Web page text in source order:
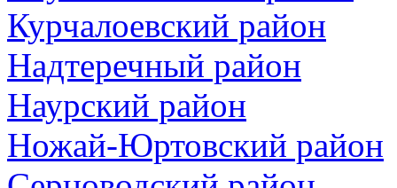
Курчалоевский район
Надтеречный район
Наурский район
Ножай-Юртовский район